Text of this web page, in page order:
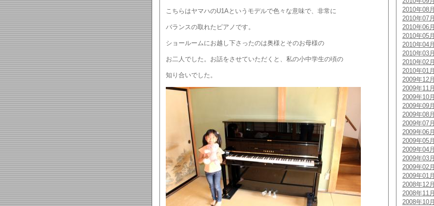
こちらはヤマハのU1Aというモデルで色々な意味で、非常に
バランスの取れたピアノです。
ショールームにお越し下さったのは奥様とそのお母様の
お二人でした。お話をさせていただくと、私の小中学生の頃の
知り合いでした。
2010年08月
2010年07月
2010年06月
2010年05月
2010年04月
2010年03月
2010年02月
2010年01月
2009年12月
2009年11月
2009年10月
2009年09月
2009年08月
2009年07月
2009年06月
2009年05月
2009年04月
2009年03月
2009年02月
2009年01月
2008年12月
2008年11月
2008年10月